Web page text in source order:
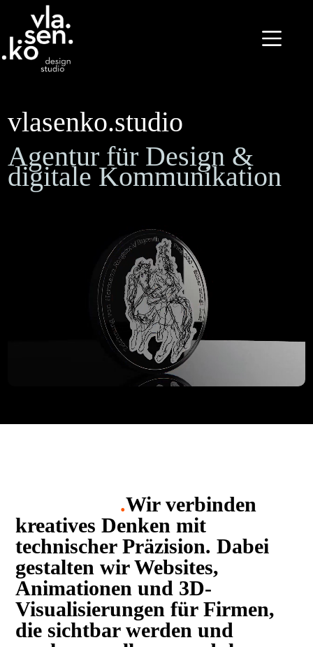
springen
vlasenko.studio
Agentur für Design &
digitale Kommunikation
.Wir verbinden
kreatives Denken mit
technischer Präzision. Dabei
gestalten wir Websites,
Animationen und 3D-
Visualisierungen für Firmen,
die sichtbar werden und